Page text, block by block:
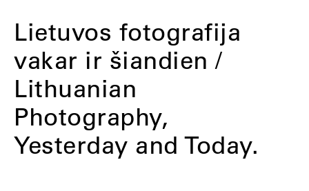
Lietuvos fotografija
vakar ir šiandien /
Lithuanian
Photography,
Yesterday and Today.